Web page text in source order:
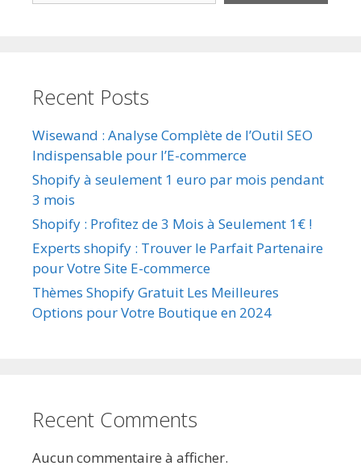
Recent Posts
Wisewand : Analyse Complète de l’Outil SEO
Indispensable pour l’E-commerce
Shopify à seulement 1 euro par mois pendant
3 mois
Shopify : Profitez de 3 Mois à Seulement 1€ !
Experts shopify : Trouver le Parfait Partenaire
pour Votre Site E-commerce
Thèmes Shopify Gratuit Les Meilleures
Options pour Votre Boutique en 2024
Recent Comments
Aucun commentaire à afficher.